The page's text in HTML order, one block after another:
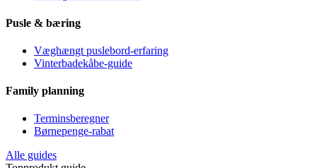
Pusle & bæring
Væghængt puslebord-erfaring
Vinterbadekåbe-guide
Family planning
Terminsberegner
Børnepenge-rabat
Alle guides